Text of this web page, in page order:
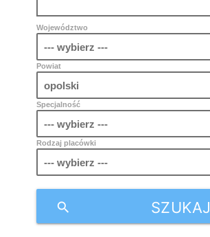
Województwo
Powiat
Specjalność
Rodzaj placówki
SZUKAJ
search